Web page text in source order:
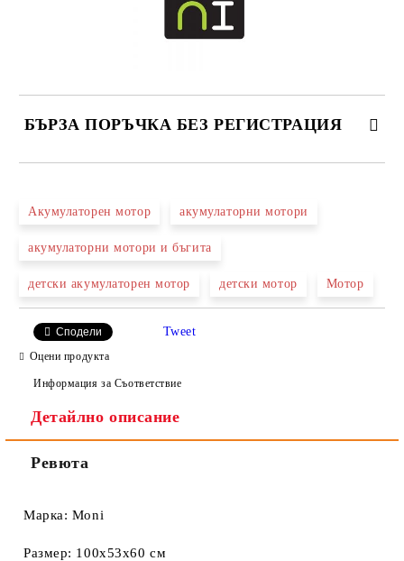
БЪРЗА ПОРЪЧКА БЕЗ РЕГИСТРАЦИЯ
Акумулаторен мотор акумулаторни мотори
акумулаторни мотори и бъгита
детски акумулаторен мотор детски мотор Мотор
Сподели Tweet
Оцени продукта
Информация за Съответствие
Детайлно описание
Ревюта
Марка: Moni
Размер: 100x53x60 см